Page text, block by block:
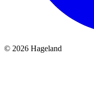
© 2026 Hageland